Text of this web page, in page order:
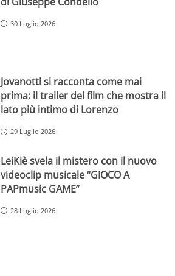
30 Luglio 2026
Jovanotti si racconta come mai
prima: il trailer del film che mostra il
lato più intimo di Lorenzo
29 Luglio 2026
LeiKiè svela il mistero con il nuovo
videoclip musicale “GIOCO A
PAPmusic GAME”
28 Luglio 2026